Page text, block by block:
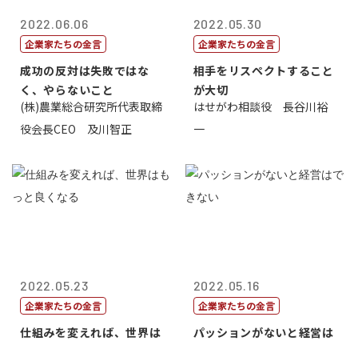
2022.06.06
企業家たちの金言
成功の反対は失敗ではな
く、やらないこと
(株)農業総合研究所代表取締
役会長CEO 及川智正
2022.05.30
企業家たちの金言
相手をリスペクトすること
が大切
はせがわ相談役 長谷川裕
一
2022.05.23
企業家たちの金言
仕組みを変えれば、世界は
2022.05.16
企業家たちの金言
パッションがないと経営は